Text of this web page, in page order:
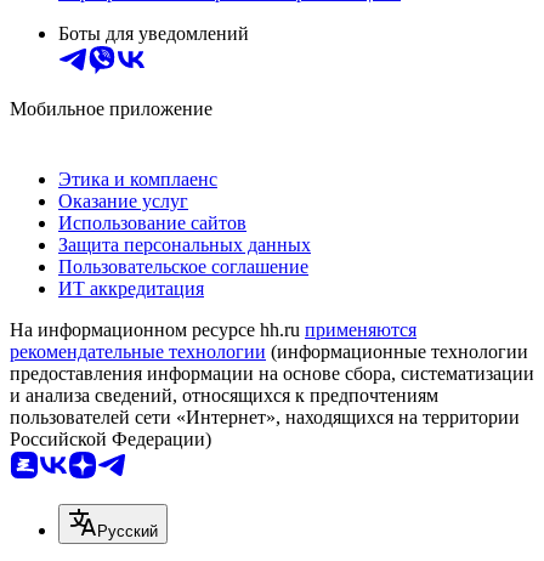
Боты для уведомлений
Мобильное приложение
Этика и комплаенс
Оказание услуг
Использование сайтов
Защита персональных данных
Пользовательское соглашение
ИТ аккредитация
На информационном ресурсе hh.ru применяются
рекомендательные технологии (информационные технологии
предоставления информации на основе сбора, систематизации
и анализа сведений, относящихся к предпочтениям
пользователей сети «Интернет», находящихся на территории
Российской Федерации)
Русский